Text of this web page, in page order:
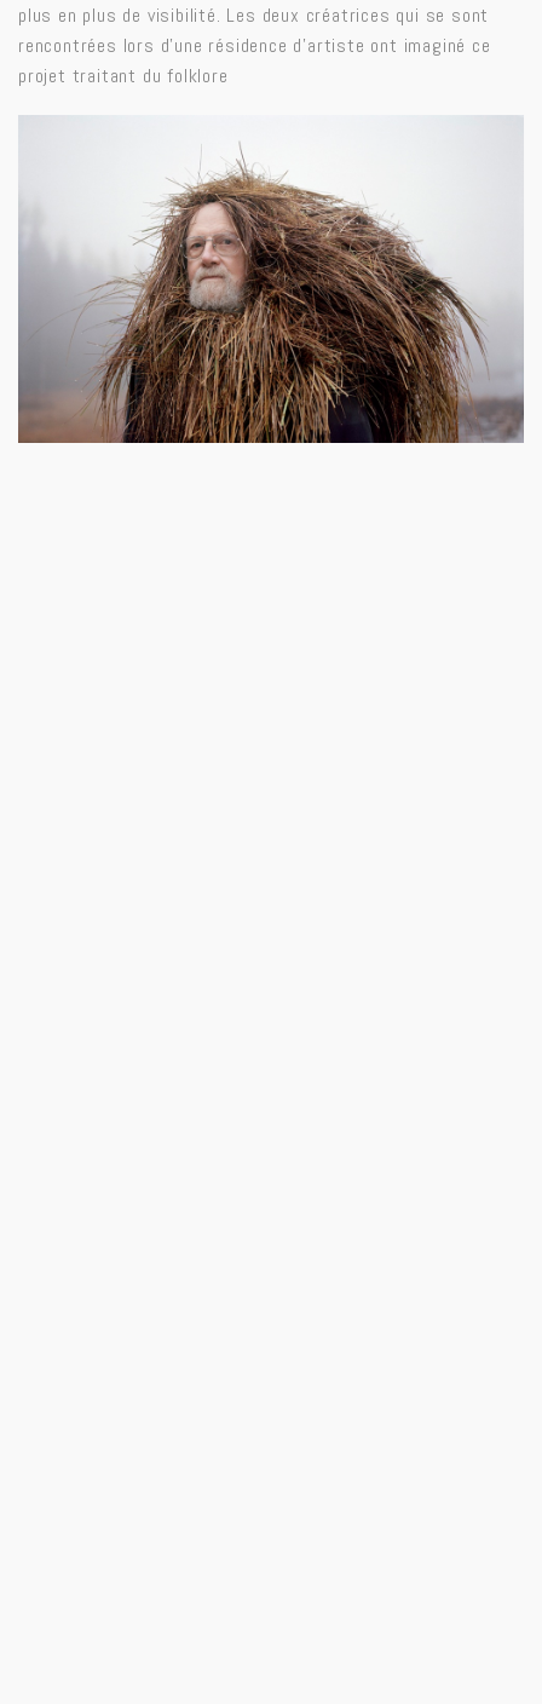
plus en plus de visibilité. Les deux créatrices qui se sont
rencontrées lors d’une résidence d’artiste ont imaginé ce
projet traitant du folklore